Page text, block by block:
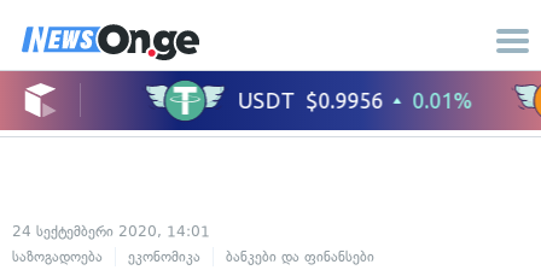
24 სექტემბერი 2020, 14:01
საზოგადოება
ეკონომიკა ბანკები და ფინანსები